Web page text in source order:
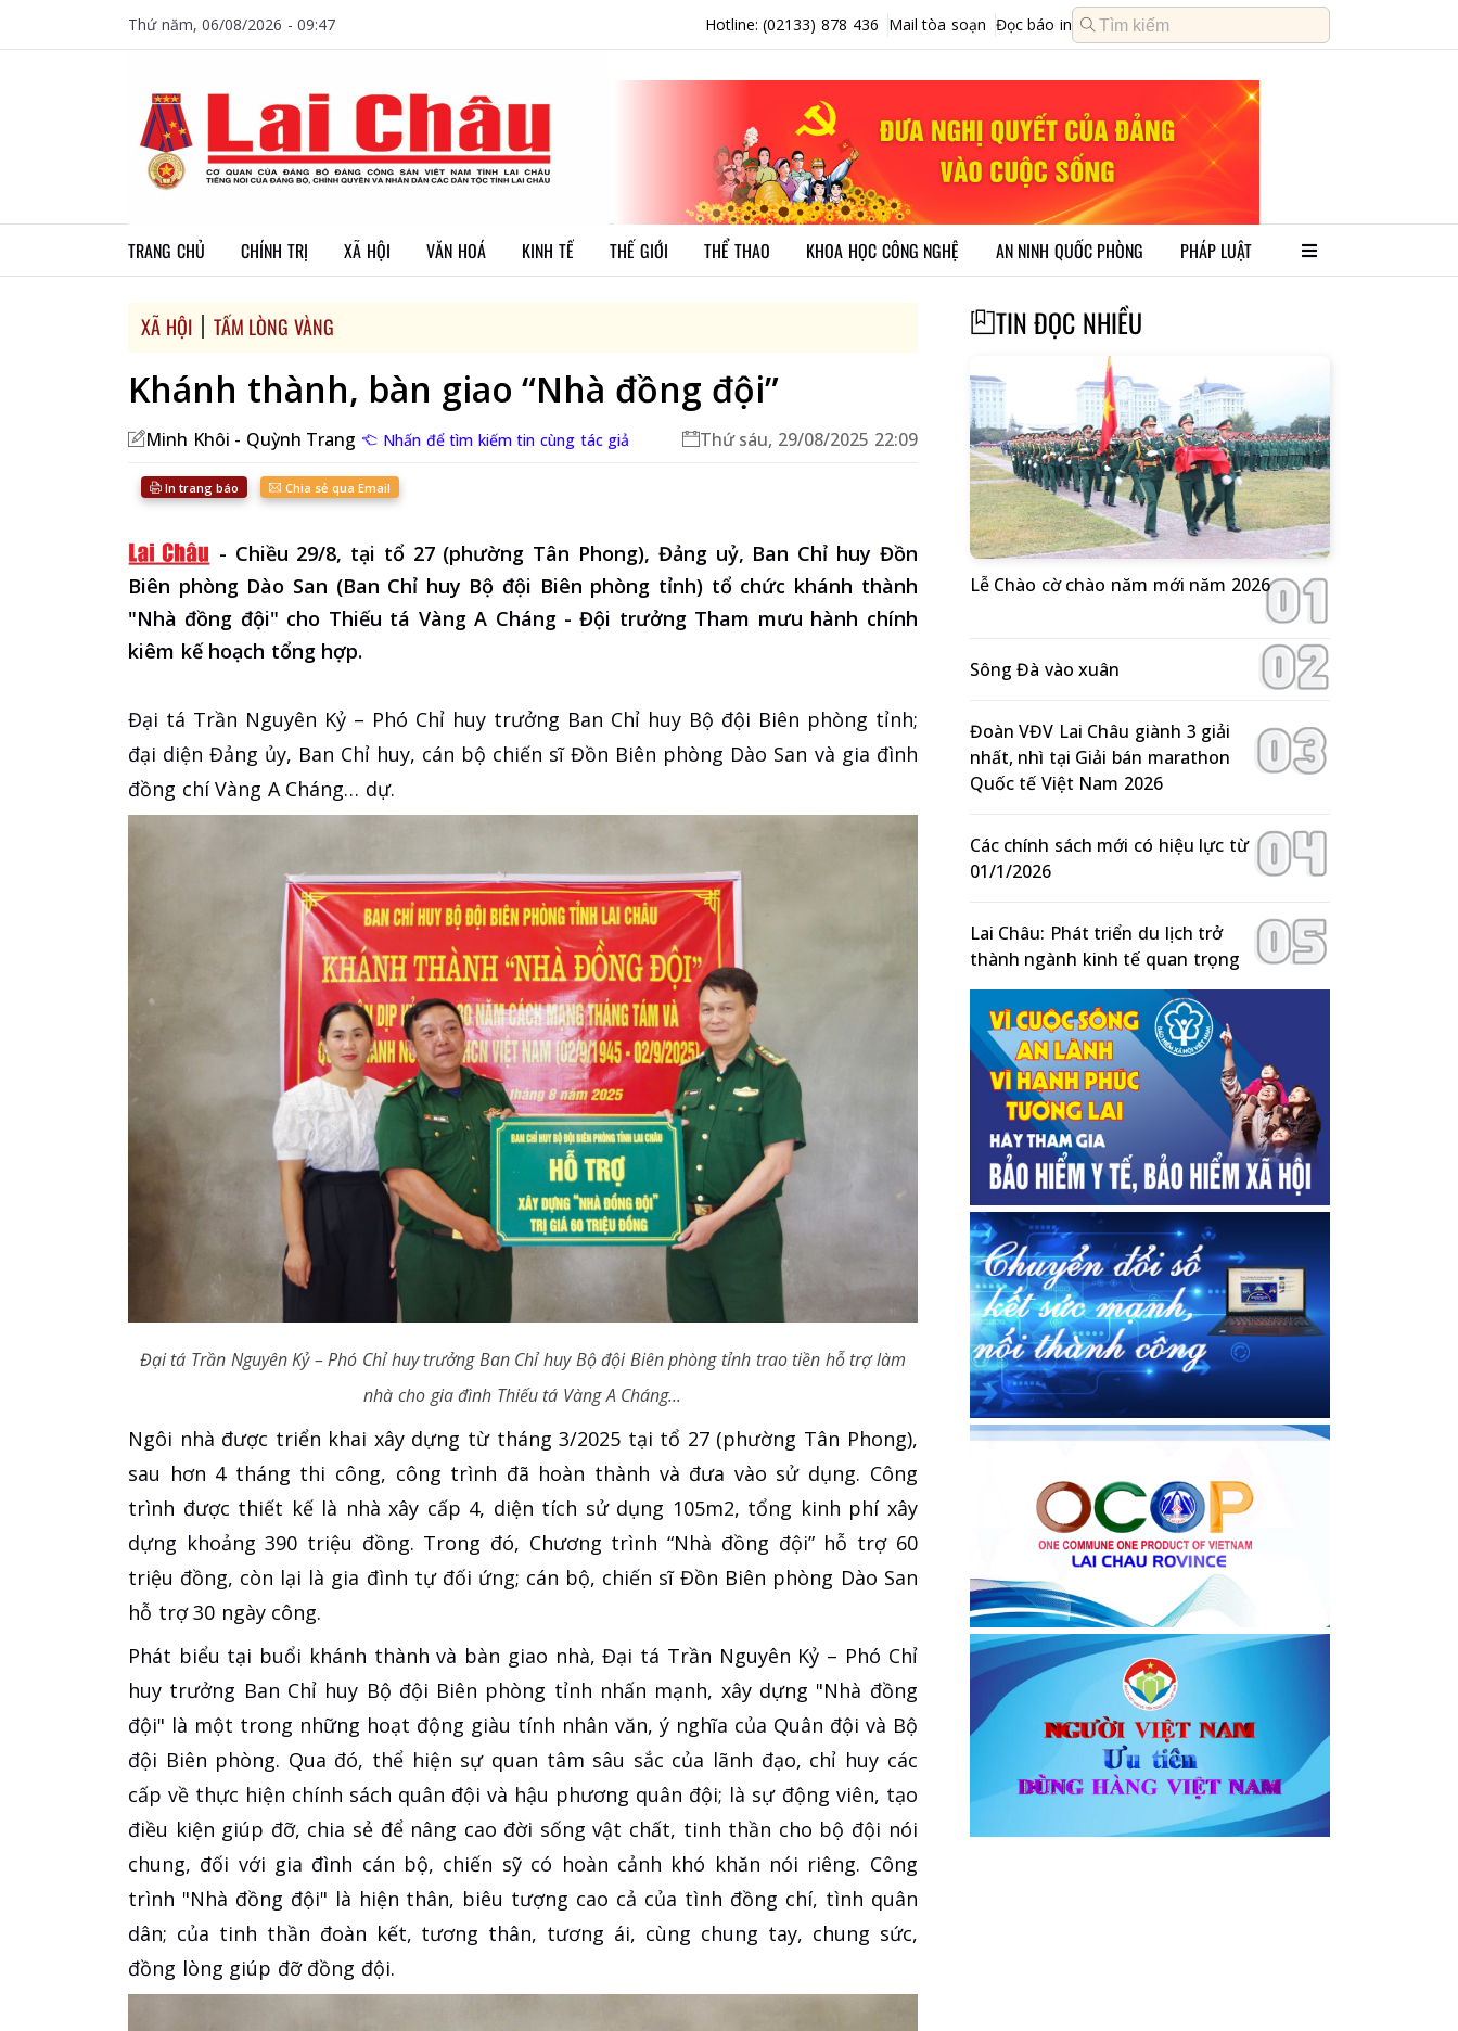
Thứ năm, 06/08/2026 - 09:47 Hotline: (02133) 878 436 Mail tòa soạn Đọc báo in
TRANG CHỦ CHÍNH TRỊ XÃ HỘI VĂN HOÁ KINH TẾ THẾ GIỚI THỂ THAO KHOA HỌC CÔNG NGHỆ AN NINH QUỐC PHÒNG PHÁP LUẬT
XÃ HỘI TẤM LÒNG VÀNG
Khánh thành, bàn giao “Nhà đồng đội”
Minh Khôi - Quỳnh Trang Nhấn để tìm kiếm tin cùng tác giả Thứ sáu, 29/08/2025 22:09
In trang báo Chia sẻ qua Email
- Chiều 29/8, tại tổ 27 (phường Tân Phong), Đảng uỷ, Ban Chỉ huy Đồn
Biên phòng Dào San (Ban Chỉ huy Bộ đội Biên phòng tỉnh) tổ chức khánh thành
"Nhà đồng đội" cho Thiếu tá Vàng A Cháng - Đội trưởng Tham mưu hành chính
kiêm kế hoạch tổng hợp.
Đại tá Trần Nguyên Kỷ – Phó Chỉ huy trưởng Ban Chỉ huy Bộ đội Biên phòng tỉnh;
đại diện Đảng ủy, Ban Chỉ huy, cán bộ chiến sĩ Đồn Biên phòng Dào San và gia đình
đồng chí Vàng A Cháng… dự.
Đại tá Trần Nguyên Kỷ – Phó Chỉ huy trưởng Ban Chỉ huy Bộ đội Biên phòng tỉnh trao tiền hỗ trợ làm
nhà cho gia đình Thiếu tá Vàng A Cháng...
Ngôi nhà được triển khai xây dựng từ tháng 3/2025 tại tổ 27 (phường Tân Phong),
sau hơn 4 tháng thi công, công trình đã hoàn thành và đưa vào sử dụng. Công
trình được thiết kế là nhà xây cấp 4, diện tích sử dụng 105m2, tổng kinh phí xây
dựng khoảng 390 triệu đồng. Trong đó, Chương trình “Nhà đồng đội” hỗ trợ 60
triệu đồng, còn lại là gia đình tự đối ứng; cán bộ, chiến sĩ Đồn Biên phòng Dào San
hỗ trợ 30 ngày công.
Phát biểu tại buổi khánh thành và bàn giao nhà, Đại tá Trần Nguyên Kỷ – Phó Chỉ
huy trưởng Ban Chỉ huy Bộ đội Biên phòng tỉnh nhấn mạnh, xây dựng "Nhà đồng
đội" là một trong những hoạt động giàu tính nhân văn, ý nghĩa của Quân đội và Bộ
đội Biên phòng. Qua đó, thể hiện sự quan tâm sâu sắc của lãnh đạo, chỉ huy các
cấp về thực hiện chính sách quân đội và hậu phương quân đội; là sự động viên, tạo
điều kiện giúp đỡ, chia sẻ để nâng cao đời sống vật chất, tinh thần cho bộ đội nói
chung, đối với gia đình cán bộ, chiến sỹ có hoàn cảnh khó khăn nói riêng. Công
trình "Nhà đồng đội" là hiện thân, biêu tượng cao cả của tình đồng chí, tình quân
dân; của tinh thần đoàn kết, tương thân, tương ái, cùng chung tay, chung sức,
đồng lòng giúp đỡ đồng đội.
TIN ĐỌC NHIỀU
Lễ Chào cờ chào năm mới năm 2026
Sông Đà vào xuân
Đoàn VĐV Lai Châu giành 3 giải
nhất, nhì tại Giải bán marathon
Quốc tế Việt Nam 2026
Các chính sách mới có hiệu lực từ
01/1/2026
Lai Châu: Phát triển du lịch trở
thành ngành kinh tế quan trọng